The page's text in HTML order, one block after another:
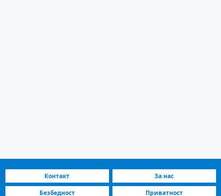
Контакт
За нас
Безбедност
Приватност